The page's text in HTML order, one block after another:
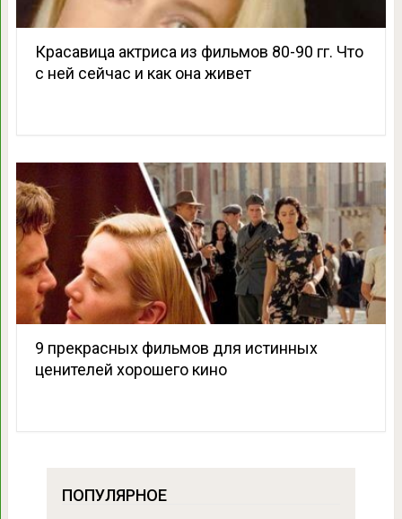
Красавица актриса из фильмов 80-90 гг. Что
с ней сейчас и как она живет
9 прекрасных фильмов для истинных
ценителей хорошего кино
ПОПУЛЯРНОЕ